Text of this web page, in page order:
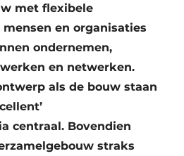
met flexibele
en organisaties
ondernemen,
en netwerken.
als de bouw staan
centraal. Bovendien
straks